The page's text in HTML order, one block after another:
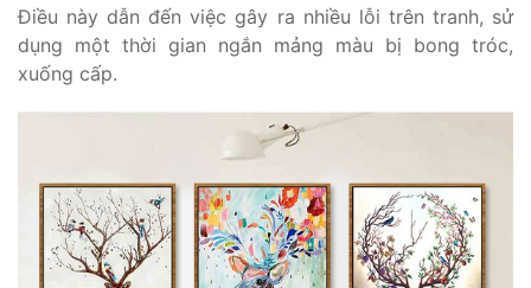
Điều này dẫn đến việc gây ra nhiều lỗi trên tranh, sử
dụng một thời gian ngắn mảng màu bị bong tróc,
xuống cấp.